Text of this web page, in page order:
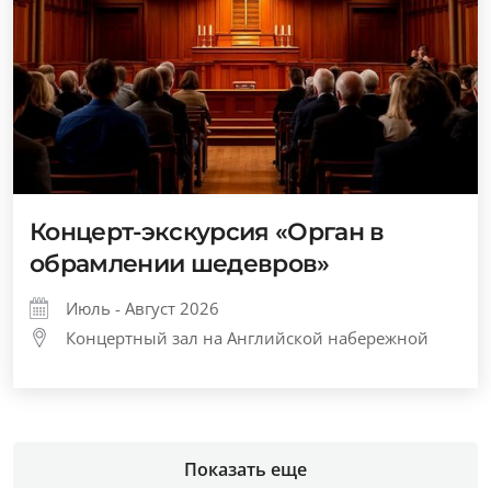
Концерт-экскурсия «Орган в
обрамлении шедевров»
Июль - Август 2026
Концертный зал на Английской набережной
Показать еще